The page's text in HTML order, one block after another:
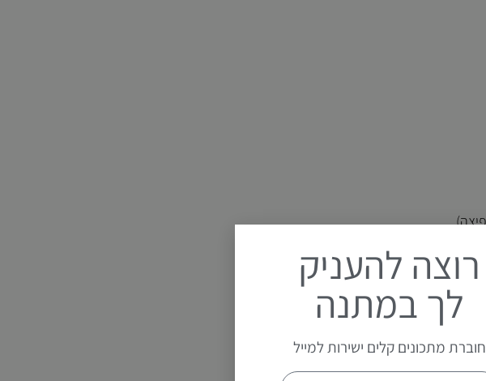
רוצה להעניק
לך במתנה
חוברת מתכונים קלים ישירות למייל